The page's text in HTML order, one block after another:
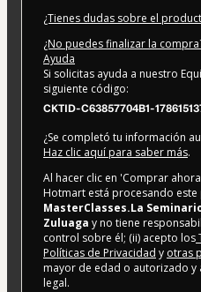
¿Tienes dudas sobre el
¿No puedes finalizar la
Ayuda
Si solicitas ayuda a nuestro
siguiente código:
CKTID-C63857704B1-
¿Se completó tu información
Haz clic aquí para saber más.
Al hacer clic en 'Comprar
Hotmart está procesando
MasterClasses.La
Zuluaga y no tiene
control sobre él; (ii) acepto los
Políticas de Privacidad y otras
mayor de edad o autorizado
legal.